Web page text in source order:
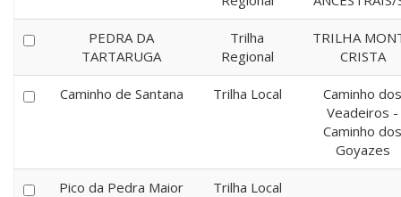
PEDRA DA
TARTARUGA
Trilha
Regional
TRILHA
CRISTA
Caminho de Santana Trilha Local
Caminho dos
Veadeiros -
Caminho dos
Goyazes
Pico da Pedra Maior Trilha Local